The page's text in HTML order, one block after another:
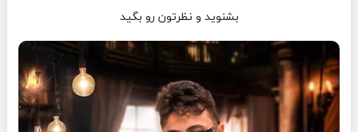
بشنوید و نظرتون رو بگید